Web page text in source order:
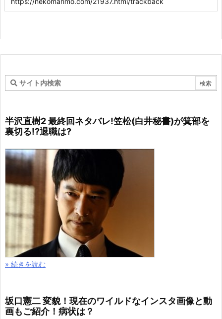
半沢直樹2 最終回ネタバレ!笠松(白井秘書)が箕部を
裏切る!?退職は?
» 続きを読む
坂口憲二 変貌！現在のワイルドなインスタ画像と動
画もご紹介！病状は？